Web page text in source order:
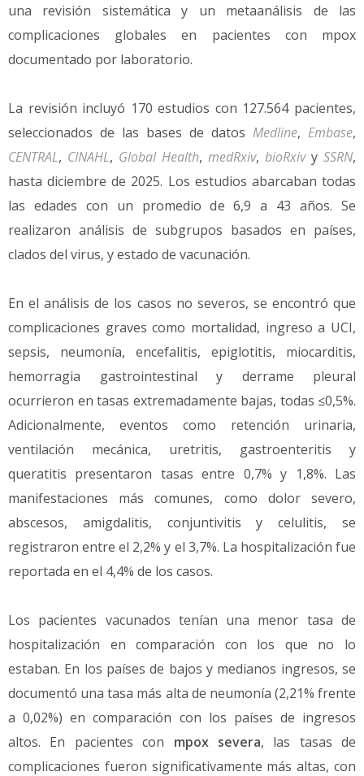
una revisión sistemática y un metaanálisis de las
complicaciones globales en pacientes con mpox
documentado por laboratorio.
La revisión incluyó 170 estudios con 127.564 pacientes,
seleccionados de las bases de datos Medline, Embase,
CENTRAL, CINAHL, Global Health, medRxiv, bioRxivy SSRN,
hasta diciembre de 2025. Los estudios abarcaban todas
las edades con un promedio de 6,9 a 43 años. Se
realizaron análisis de subgrupos basados en países,
clados del virus, y estado de vacunación.
En el análisis de los casos no severos, se encontró que
complicaciones graves como mortalidad, ingreso a UCI,
sepsis, neumonía, encefalitis, epiglotitis, miocarditis,
hemorragia gastrointestinal y derrame pleural
ocurrieron en tasas extremadamente bajas, todas ≤0,5%.
Adicionalmente, eventos como retención urinaria,
ventilación mecánica, uretritis, gastroenteritis y
queratitis presentaron tasas entre 0,7% y 1,8%. Las
manifestaciones más comunes, como dolor severo,
abscesos, amigdalitis, conjuntivitis y celulitis, se
registraron entre el 2,2% y el 3,7%. La hospitalización fue
reportada en el 4,4% de los casos.
Los pacientes vacunados tenían una menor tasa de
hospitalización en comparación con los que no lo
estaban. En los países de bajos y medianos ingresos, se
documentó una tasa más alta de neumonía (2,21% frente
a 0,02%) en comparación con los países de ingresos
altos. En pacientes con mpox severa, las tasas de
complicaciones fueron significativamente más altas, con